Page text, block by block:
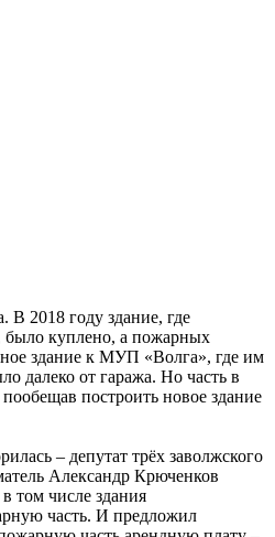
В 2018 году здание, где
было куплено, а пожарных
здание к МУП «Волга», где им
далеко от гаража. Но часть в
построить новое здание
– депутат трёх заволжского
Александр Крюченков
том числе здания
часть. И предложил